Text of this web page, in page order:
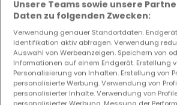
Unsere Teams sowie unsere
Daten zu folgenden Zwecken:
Verwendung genauer Standortdaten.
Identifikation aktiv abfragen. Verwendung
Auswahl von Werbeanzeigen. Speichern von
Informationen auf einem Endgerät. Erstellung
Personalisierung von Inhalten. Erstellung von
personalisierte Werbung. Verwendung von
personalisierter Inhalte. Verwendung von